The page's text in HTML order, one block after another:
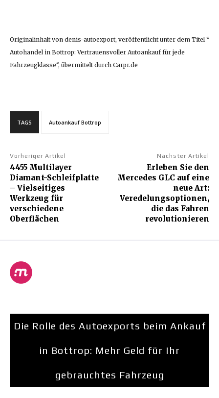
Originalinhalt von denis-autoexport, veröffentlicht unter dem Titel “
Autohandel in Bottrop: Vertrauensvoller Autoankauf für jede
Fahrzeugklasse“, übermittelt durch Carpr.de
TAGS Autoankauf Bottrop
Vorheriger Artikel
4455 Multilayer
Diamant-Schleifplatte
– Vielseitiges
Werkzeug für
verschiedene
Oberflächen
Nächster Artikel
Erleben Sie den
Mercedes GLC auf eine
neue Art:
Veredelungsoptionen,
die das Fahren
revolutionieren
Die Rolle des Autoexports beim Ankauf
in Bottrop: Mehr Geld für Ihr
gebrauchtes Fahrzeug